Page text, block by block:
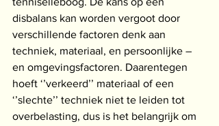
disbalans kan worden vergoot door
verschillende factoren denk aan
techniek, materiaal, en persoonlijke –
en omgevingsfactoren. Daarentegen
hoeft ‘’verkeerd’’ materiaal of een
‘’slechte’’ techniek niet te leiden tot
overbelasting, dus is het belangrijk om